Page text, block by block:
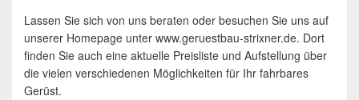
Lassen Sie sich von uns beraten oder besuchen Sie uns auf
unserer Homepage unter www.geruestbau-strixner.de. Dort
finden Sie auch eine aktuelle Preisliste und Aufstellung über
die vielen verschiedenen Möglichkeiten für Ihr fahrbares
Gerüst.